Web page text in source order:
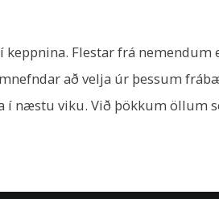
Flestar frá nemendum
að velja úr þessum
í næstu viku. Við þökkum öllum